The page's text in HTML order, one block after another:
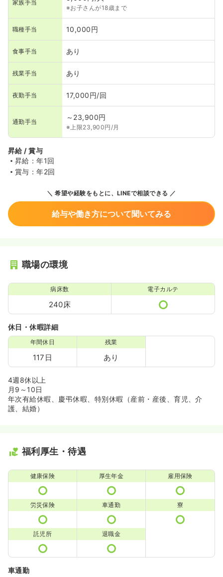
家族手当
※お子さんが18歳まで
職種手当 10,000円
食事手当 あり
残業手当 あり
夜勤手当 17,000円/回
通勤手当
～23,900円
※上限23,900円/月
昇給 / 賞与
昇給：年1回
賞与：年2回
希望や経験をもとに、LINEで相談できる
給与や働き方について聞いてみる
職場の環境
病床数
240床
電子カルテ
休日・休暇詳細
年間休日
117日
残業
あり
4週8休以上
月9～10日
年次有給休暇、慶弔休暇、特別休暇（産前・産後、育児、介
護、結婚）
福利厚生・待遇
健康保険 厚生年金 雇用保険
労災保険 車通勤 寮
託児所 退職金
車通勤